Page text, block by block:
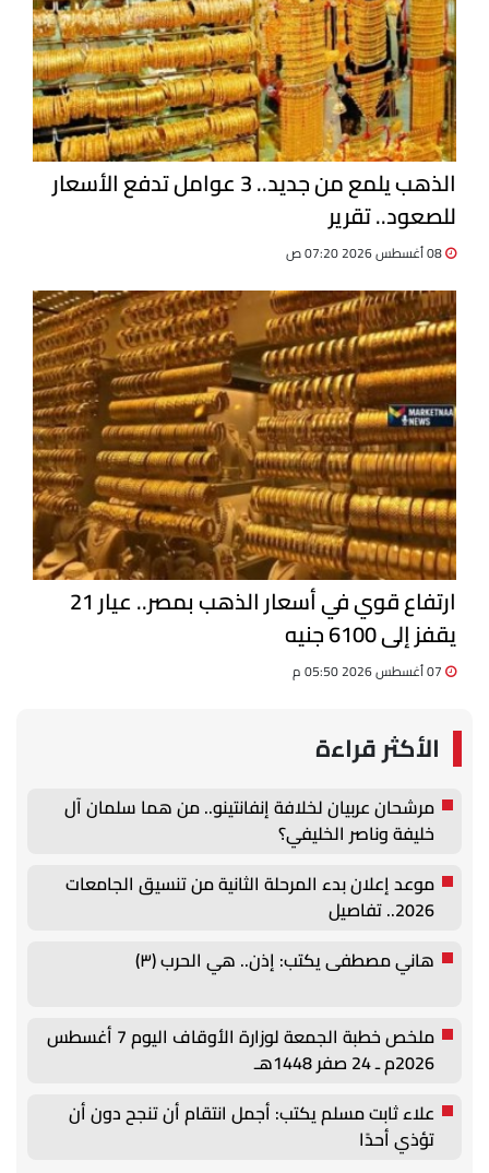
الذهب يلمع من جديد.. 3 عوامل تدفع الأسعار
للصعود.. تقرير
ارتفاع قوي في أسعار الذهب بمصر.. عيار 21
يقفز إلى 6100 جنيه
الأكثر قراءة
مرشحان عربيان لخلافة إنفانتينو.. من هما سلمان آل
خليفة وناصر الخليفي؟
موعد إعلان بدء المرحلة الثانية من تنسيق الجامعات
2026.. تفاصيل
هاني مصطفى يكتب: إذن.. هي الحرب (٣)
ملخص خطبة الجمعة لوزارة الأوقاف اليوم 7 أغسطس
2026م ـ 24 صفر 1448هـ
علاء ثابت مسلم يكتب: أجمل انتقام أن تنجح دون أن
تؤذي أحدًا